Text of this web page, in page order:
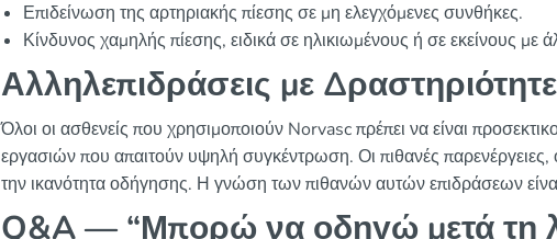
Επιδείνωση της αρτηριακής πίεσης σε μη ελεγχόμενες συνθήκες.
Κίνδυνος χαμηλής πίεσης, ειδικά σε ηλικιωμένους ή σε εκείνους με
Αλληλεπιδράσεις με
Όλοι οι ασθενείς που χρησιμοποιούν Norvasc πρέπει να είναι
εργασιών που απαιτούν υψηλή συγκέντρωση. Οι πιθανές
την ικανότητα οδήγησης. Η γνώση των πιθανών αυτών επιδράσεων
Q&A — “Μπορώ να οδηγώ μετά τη